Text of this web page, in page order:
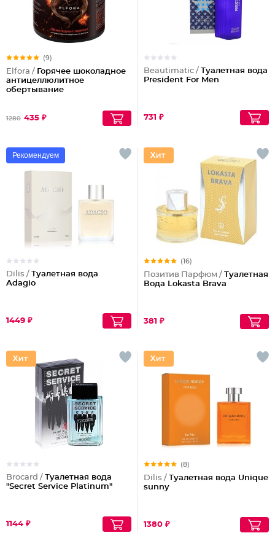
(9)
Elfora / Горячее шоколадное
антицеллюлитное
обертывание
1280 435 ₽
Beautimatic / Туалетная вода
President For Men
731 ₽
Рекомендуем
Dilis / Туалетная вода
Adagio
1449 ₽
(16)
Позитив Парфюм / Туалетная
Вода Lokasta Brava
381 ₽
Brocard / Туалетная вода
"Secret Service Platinum"
1144 ₽
(8)
Dilis / Туалетная вода Unique
sunny
1380 ₽